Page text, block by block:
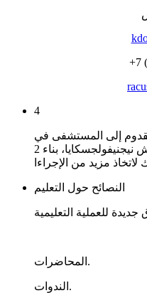
+7
4
إلى المستشفى في
مزيد من الإجراءا
النصائح حول التعليم
للعملية التعليمية
المحاضرات.
الندوات.